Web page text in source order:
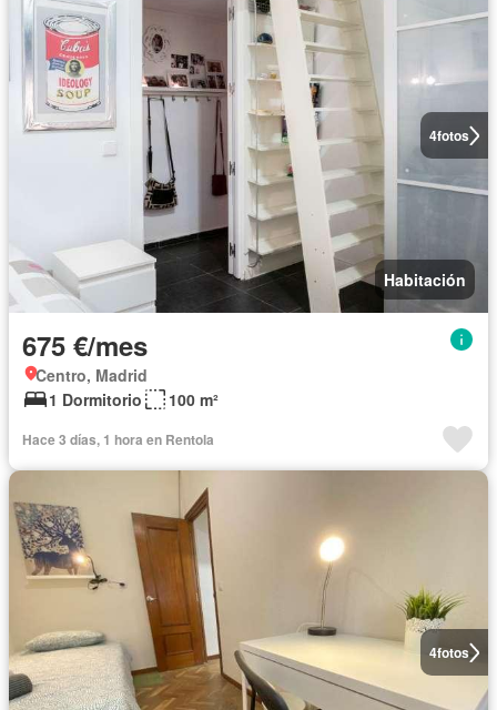
4fotos
Habitación
675 €/mes
Centro, Madrid
1 Dormitorio
100 m²
Hace 3 días, 1 hora en Rentola
4fotos